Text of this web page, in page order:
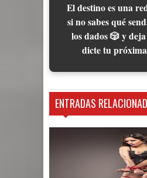
El destino es una
si no sabes qué
los dados 🎲 y
dicte tu
ENTRADAS